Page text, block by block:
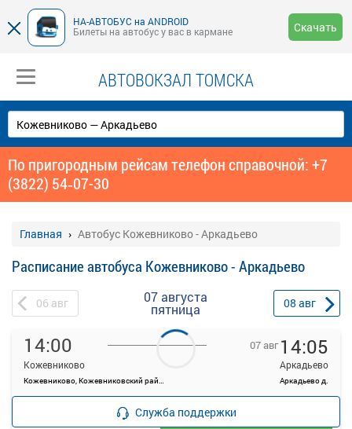
НА-АВТОБУС на ANDROID
Билеты на автобус у вас в кармане
Скачать
АВТОВОКЗАЛ ТОМСКА
По пригородным рейсам телефон справочной: +7
(3822) 54‑07-30
Главная Автобус Кожевниково - Аркадьево
Расписание автобуса Кожевниково - Аркадьево
06 авг 07 августа
пятница 08 авг
14:00
Кожевниково
Кожевниково, Кожевниковский район с.
07 авг 14:05
Аркадьево
Аркадьево д.
—
Загрузить цену
Служба поддержки